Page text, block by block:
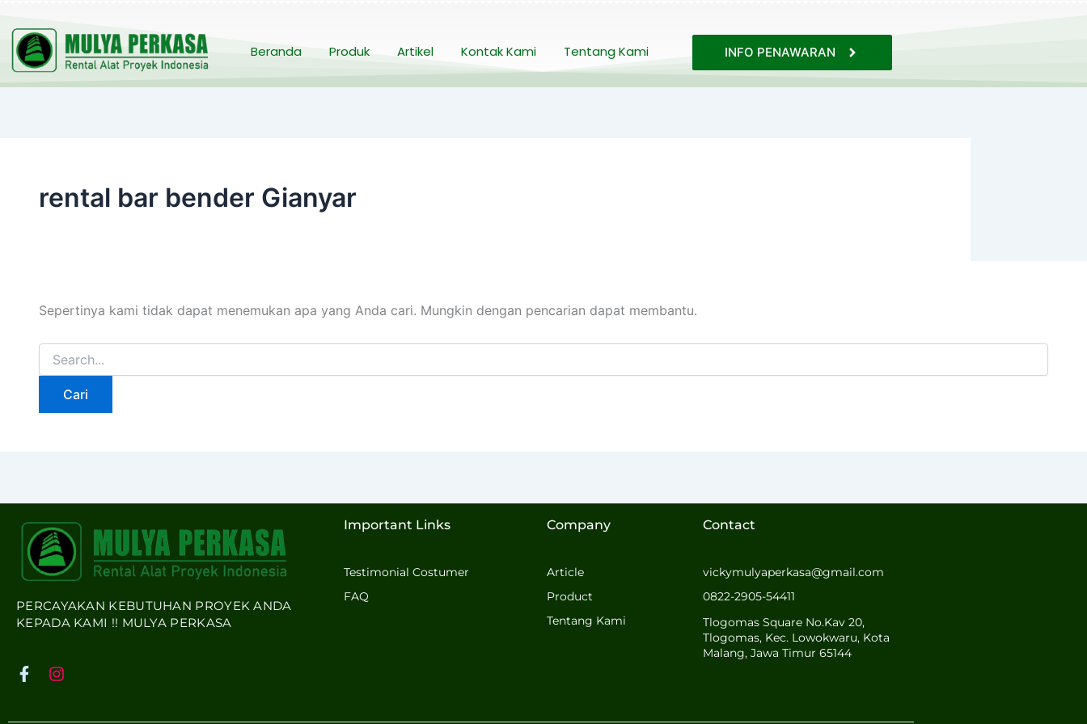
Beranda Produk Artikel Kontak Kami Tentang Kami INFO PENAWARAN
rental bar bender Gianyar
Sepertinya kami tidak dapat menemukan apa yang Anda cari. Mungkin dengan pencarian dapat membantu.
PERCAYAKAN KEBUTUHAN PROYEK ANDA
KEPADA KAMI !! MULYA PERKASA
F
I
Important Links
Testimonial Costumer
FAQ
Company
Article
Product
Tentang Kami
Contact
vickymulyaperkasa@gmail.com
0822-2905-54411
Tlogomas Square No.Kav 20,
Tlogomas, Kec. Lowokwaru, Kota
Malang, Jawa Timur 65144